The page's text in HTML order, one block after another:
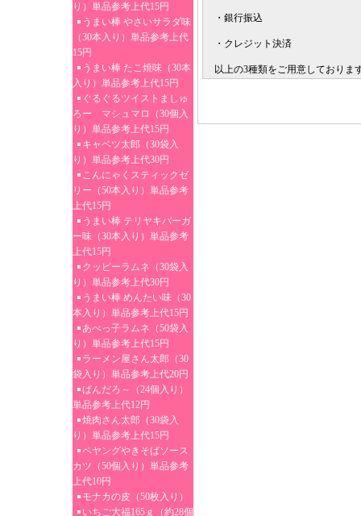
り）単品参考上代15円
うまい棒 やさいサラダ味
（30本入り）単品参考上代
15円
うまい棒 たこ焼味（30本
入り）単品参考上代15円
ぐるぐるツイストましゅ
ろー マシュマロ（30個入
り）単品参考上代15円
キャベツ太郎（30袋入
り）単品参考上代30円
こんにゃくスティックゼ
リー（50本入り）単品参考
上代15円
うまい棒 テリヤキバーガ
ー味（30本入り）単品参考
上代15円
クッピーラムネ（30袋入
り）単品参考上代30円
うまい棒 めんたい味（30
本入り）単品参考上代15円
あべっ子ラムネ（50袋入
り）単品参考上代15円
ラーメン屋さん太郎（30
袋入り）単品参考上代20円
ぱんだろ～（24個入り）
単品参考上代12円
焼肉さん太郎（30袋入
り）単品参考上代15円
ペヤングやきそばソース
カツ（50個入り）単品参考
上代10円
モナカの皮（50枚入り）
いちご大福165ｇ（約28個
・銀行振込
・クレジット決済
以上の3種類をご用意しておりま